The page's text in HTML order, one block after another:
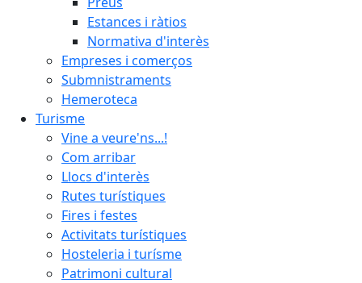
Estances i ràtios
Normativa d'interès
Empreses i comerços
Submnistraments
Hemeroteca
Turisme
Vine a veure'ns...!
Com arribar
Llocs d'interès
Rutes turístiques
Fires i festes
Activitats turístiques
Hosteleria i turísme
Patrimoni cultural